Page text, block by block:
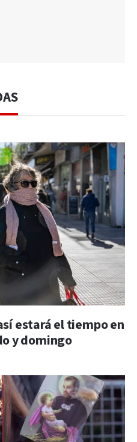
estará el tiempo en
y domingo